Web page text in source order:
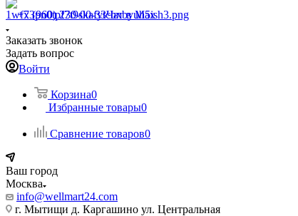
+7 (960) 230-00-33Чат в Max
Заказать звонок
Задать вопрос
Войти
Корзина0
Избранные товары0
Сравнение товаров0
Ваш город
Москва
info@wellmart24.com
г. Мытищи д. Каргашино ул. Центральная